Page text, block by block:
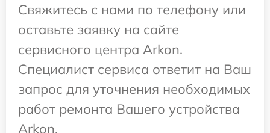
Свяжитесь с нами по телефону или
оставьте заявку на сайте
сервисного центра Arkon.
Специалист сервиса ответит на Ваш
запрос для уточнения необходимых
работ ремонта Вашего устройства
Arkon.